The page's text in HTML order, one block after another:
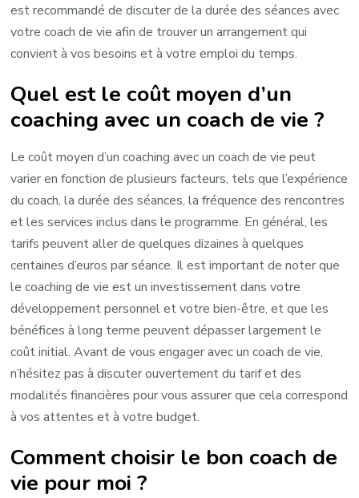
est recommandé de discuter de la durée des séances avec
votre coach de vie afin de trouver un arrangement qui
convient à vos besoins et à votre emploi du temps.
Quel est le coût moyen d’un
coaching avec un coach de vie ?
Le coût moyen d’un coaching avec un coach de vie peut
varier en fonction de plusieurs facteurs, tels que l’expérience
du coach, la durée des séances, la fréquence des rencontres
et les services inclus dans le programme. En général, les
tarifs peuvent aller de quelques dizaines à quelques
centaines d’euros par séance. Il est important de noter que
le coaching de vie est un investissement dans votre
développement personnel et votre bien-être, et que les
bénéfices à long terme peuvent dépasser largement le
coût initial. Avant de vous engager avec un coach de vie,
n’hésitez pas à discuter ouvertement du tarif et des
modalités financières pour vous assurer que cela correspond
à vos attentes et à votre budget.
Comment choisir le bon coach de
vie pour moi ?